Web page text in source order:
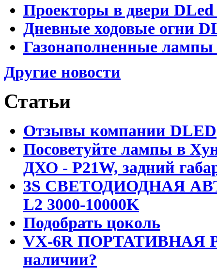
Проекторы в двери DLed
Дневные ходовые огни
Газонаполненные
Другие новости
Статьи
Отзывы компании DLED
Посоветуйте лампы в
ДХО - P21W, задний
3S СВЕТОДИОДНАЯ
L2 3000-10000K
Подобрать цоколь
VX-6R ПОРТАТИВНАЯ
наличии?